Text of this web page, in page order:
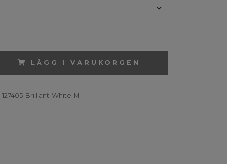
LÄGG I VARUKORGEN
127405-Brilliant-White-M